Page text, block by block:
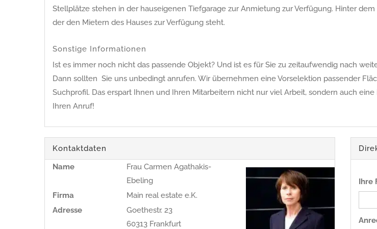
Stellplätze stehen in der hauseigenen Tiefgarage zur Anmietung zur Verfügung. Hinter
der den Mietern des Hauses zur Verfügung steht.
Sonstige Informationen
Ist es immer noch nicht das passende Objekt? Und ist es für Sie zu zeitaufwendig nach
Dann sollten Sie uns unbedingt anrufen. Wir übernehmen eine Vorselektion passender
Suchprofil. Das erspart Ihnen und Ihren Mitarbeitern nicht nur viel Arbeit, sondern auch
Ihren Anruf!
Kontaktdaten
Name
Frau Carmen Agathakis-
Ebeling
Firma
Main real estate e.K.
Adresse
Goethestr. 23
60313 Frankfurt
Ihre